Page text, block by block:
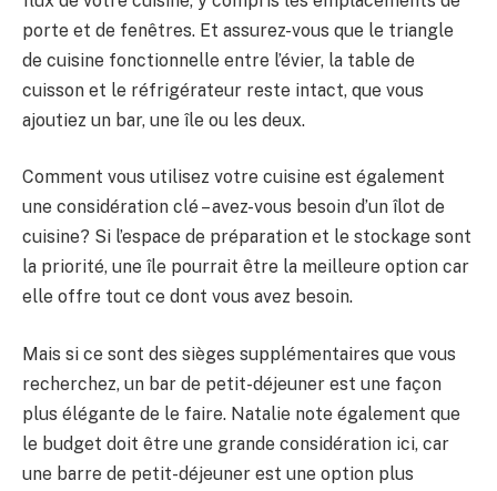
porte et de fenêtres. Et assurez-vous que le triangle
de cuisine fonctionnelle entre l’évier, la table de
cuisson et le réfrigérateur reste intact, que vous
ajoutiez un bar, une île ou les deux.
Comment vous utilisez votre cuisine est également
une considération clé – avez-vous besoin d’un îlot de
cuisine? Si l’espace de préparation et le stockage sont
la priorité, une île pourrait être la meilleure option car
elle offre tout ce dont vous avez besoin.
Mais si ce sont des sièges supplémentaires que vous
recherchez, un bar de petit-déjeuner est une façon
plus élégante de le faire. Natalie note également que
le budget doit être une grande considération ici, car
une barre de petit-déjeuner est une option plus